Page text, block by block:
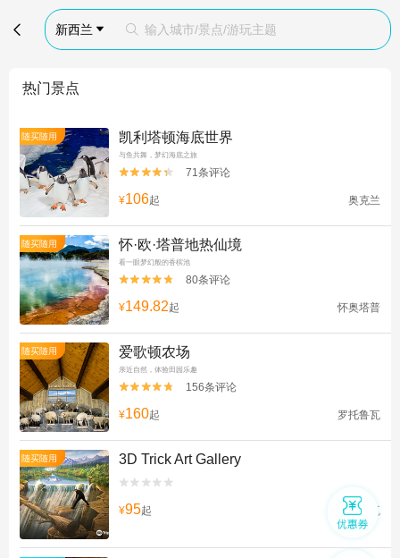
 新西兰   输入城市/景点/游玩主题
热门景点
随买随用 凯利塔顿海底世界
与鱼共舞，梦幻海底之旅

 71条评论
¥106起 奥克兰
随买随用 怀·欧·塔普地热仙境
看一眼梦幻般的香槟池

 80条评论
¥149.82起 怀奥塔普
随买随用 爱歌顿农场
亲近自然，体验田园乐趣

 156条评论
¥160起 罗托鲁瓦
随买随用 3D Trick Art Gallery


¥95起 罗托鲁瓦